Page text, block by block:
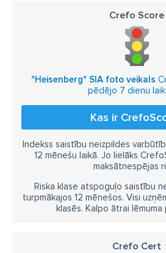
Crefo Score
"Heisenberg" SIA foto veikals
pēdējo 7 dienu
Kas ir
Indekss saistību neizpildes
12 mēnešu laikā. Jo lielāks
maksātnespējas
Riska klase atspoguļo saistību
turpmākajos 12 mēnešos. Visi
klasēs. Kalpo ātrai lēmuma
Crefo Cert